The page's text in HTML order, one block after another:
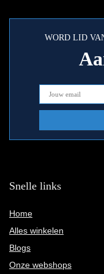
WORD LID
Snelle links
Home
Alles winkelen
Blogs
Onze webshops